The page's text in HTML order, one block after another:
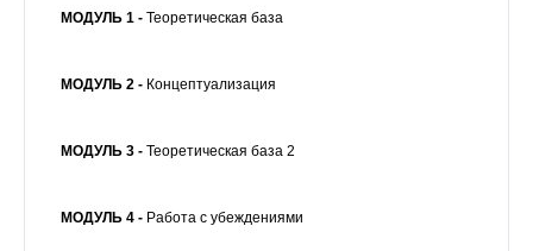
МОДУЛЬ 1 - Теоретическая база
МОДУЛЬ 2 - Концептуализация
МОДУЛЬ 3 - Теоретическая база 2
МОДУЛЬ 4 - Работа с убеждениями